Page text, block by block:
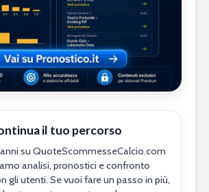
il tuo percorso
su QuoteScommesseCalcio.com
analisi, pronostici e confronto
gli utenti. Se vuoi fare un passo in più,